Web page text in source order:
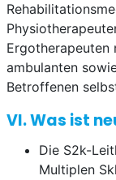
Ergotherapeuten
ambulanten
Betroffenen
VI. Was ist
Die S2k-
Multiplen